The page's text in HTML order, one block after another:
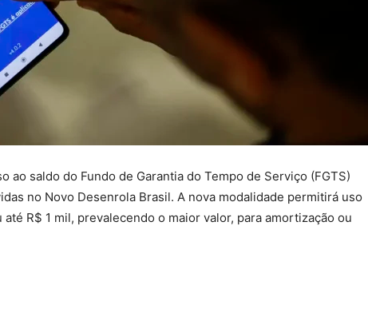
ao saldo do Fundo de Garantia do Tempo de Serviço (FGTS)
no Novo Desenrola Brasil. A nova modalidade permitirá uso
R$ 1 mil, prevalecendo o maior valor, para amortização ou